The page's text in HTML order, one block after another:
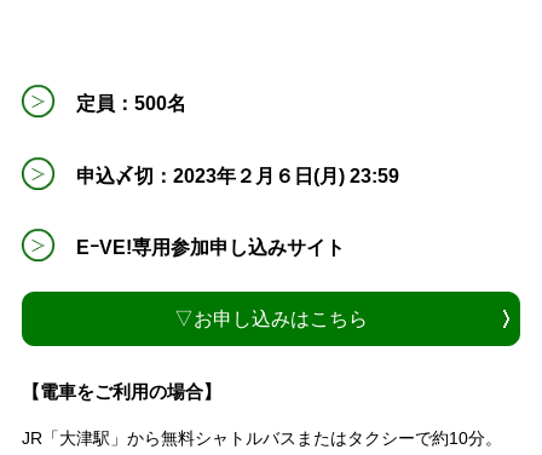
定員：500名
申込〆切：2023年２月６日(月) 23:59
EｰVE!専用参加申し込みサイト
▽お申し込みはこちら
【電車をご利用の場合】
JR「大津駅」から無料シャトルバスまたはタクシーで約10分。